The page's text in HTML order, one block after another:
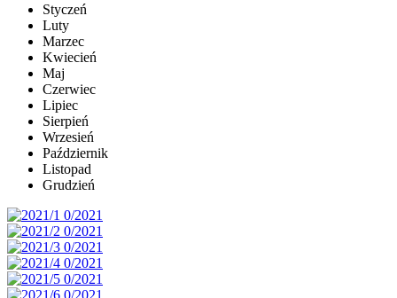
Styczeń
Luty
Marzec
Kwiecień
Maj
Czerwiec
Lipiec
Sierpień
Wrzesień
Październik
Listopad
Grudzień